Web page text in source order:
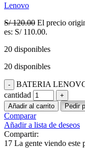
Lenovo
S/120.00 El precio
es: S/ 110.00.
20 disponibles
20 disponibles
BATERIA
cantidad
Añadir al carrito Pedir
Comparar
Añadir a lista de deseos
Compartir:
17 La gente viendo este